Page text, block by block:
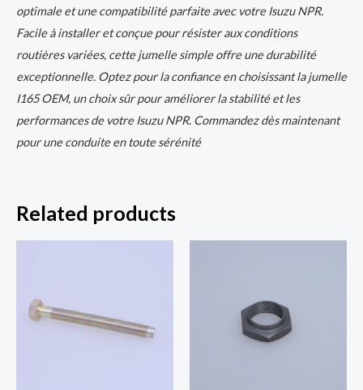
optimale et une compatibilité parfaite avec votre Isuzu NPR.
Facile à installer et conçue pour résister aux conditions
routières variées, cette jumelle simple offre une durabilité
exceptionnelle. Optez pour la confiance en choisissant la jumelle
I165 OEM, un choix sûr pour améliorer la stabilité et les
performances de votre Isuzu NPR. Commandez dès maintenant
pour une conduite en toute sérénité
Related products